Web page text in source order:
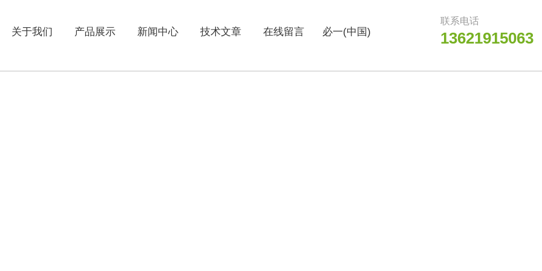
关于我们 产品展示 新闻中心 技术文章 在线留言 必一(中国)
联系电话
13621915063